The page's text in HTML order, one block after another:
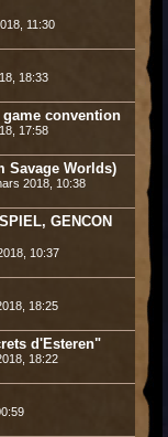
11:30
18:33
game convention
17:58
Savage Worlds)
2018, 10:38
GENCON
10:37
18:25
d'Esteren"
18:22